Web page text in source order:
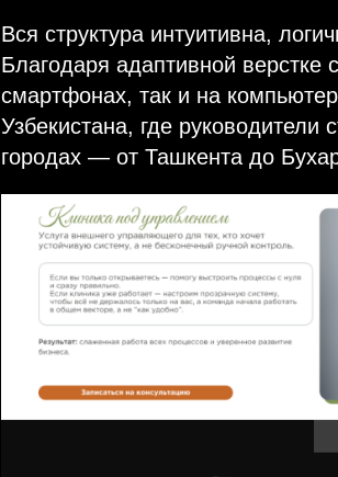
Вся структура интуитивна,
Благодаря адаптивной верстке
смартфонах, так и на
Узбекистана, где руководители
городах — от Ташкента до